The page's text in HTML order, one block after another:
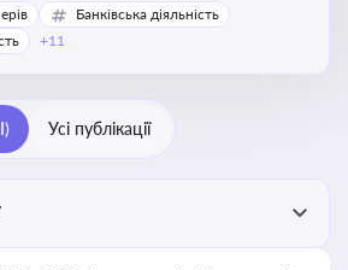
Банківська діяльність
+11
Усі публікації